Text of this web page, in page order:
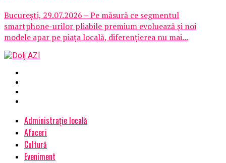
București, 29.07.2026 – Pe măsură ce segmentul
smartphone-urilor pliabile premium evoluează și noi
modele apar pe piața locală, diferențierea nu mai...
Administrație locală
Afaceri
Cultură
Eveniment